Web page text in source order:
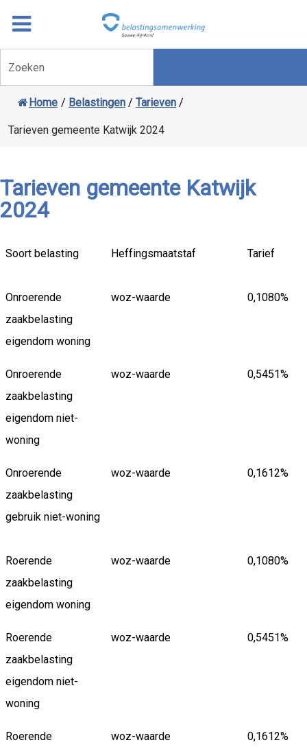
naar
inhoud
door
naar
navigatie
Zoeken
Home / Belastingen / Tarieven /
Tarieven gemeente Katwijk 2024
Tarieven gemeente Katwijk
2024
Soort belasting Heffingsmaatstaf Tarief
Onroerende
zaakbelasting
eigendom woning
woz-waarde 0,1080%
Onroerende
zaakbelasting
eigendom niet-
woning
woz-waarde 0,5451%
Onroerende
zaakbelasting
gebruik niet-woning
woz-waarde 0,1612%
Roerende
zaakbelasting
eigendom woning
woz-waarde 0,1080%
Roerende
zaakbelasting
eigendom niet-
woning
woz-waarde 0,5451%
Roerende
woz-waarde 0,1612%